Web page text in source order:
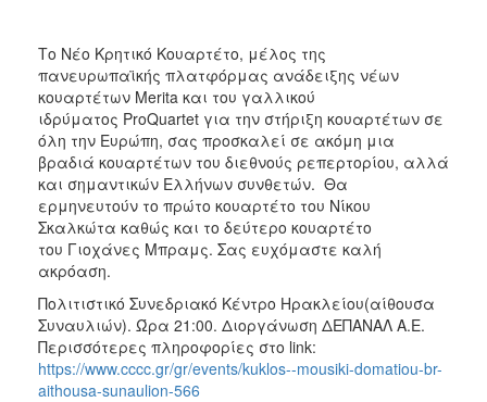
Το Νέο Κρητικό Κουαρτέτο, μέλος της
πανευρωπαϊκής πλατφόρμας ανάδειξης νέων
κουαρτέτων Merita και του γαλλικού
ιδρύματος ProQuartet για την στήριξη κουαρτέτων σε
όλη την Ευρώπη, σας προσκαλεί σε ακόμη μια
βραδιά κουαρτέτων του διεθνούς ρεπερτορίου, αλλά
και σημαντικών Ελλήνων συνθετών. Θα
ερμηνευτούν το πρώτο κουαρτέτο του Νίκου
Σκαλκώτα καθώς και το δεύτερο κουαρτέτο
του Γιοχάνες Μπραμς. Σας ευχόμαστε καλή
ακρόαση.
Πολιτιστικό Συνεδριακό Κέντρο Ηρακλείου(αίθουσα
Συναυλιών). Ώρα 21:00. Διοργάνωση ΔΕΠΑΝΑΛ Α.Ε.
Περισσότερες πληροφορίες στο link:
https://www.cccc.gr/gr/events/kuklos--mousiki-domatiou-br-
aithousa-sunaulion-566